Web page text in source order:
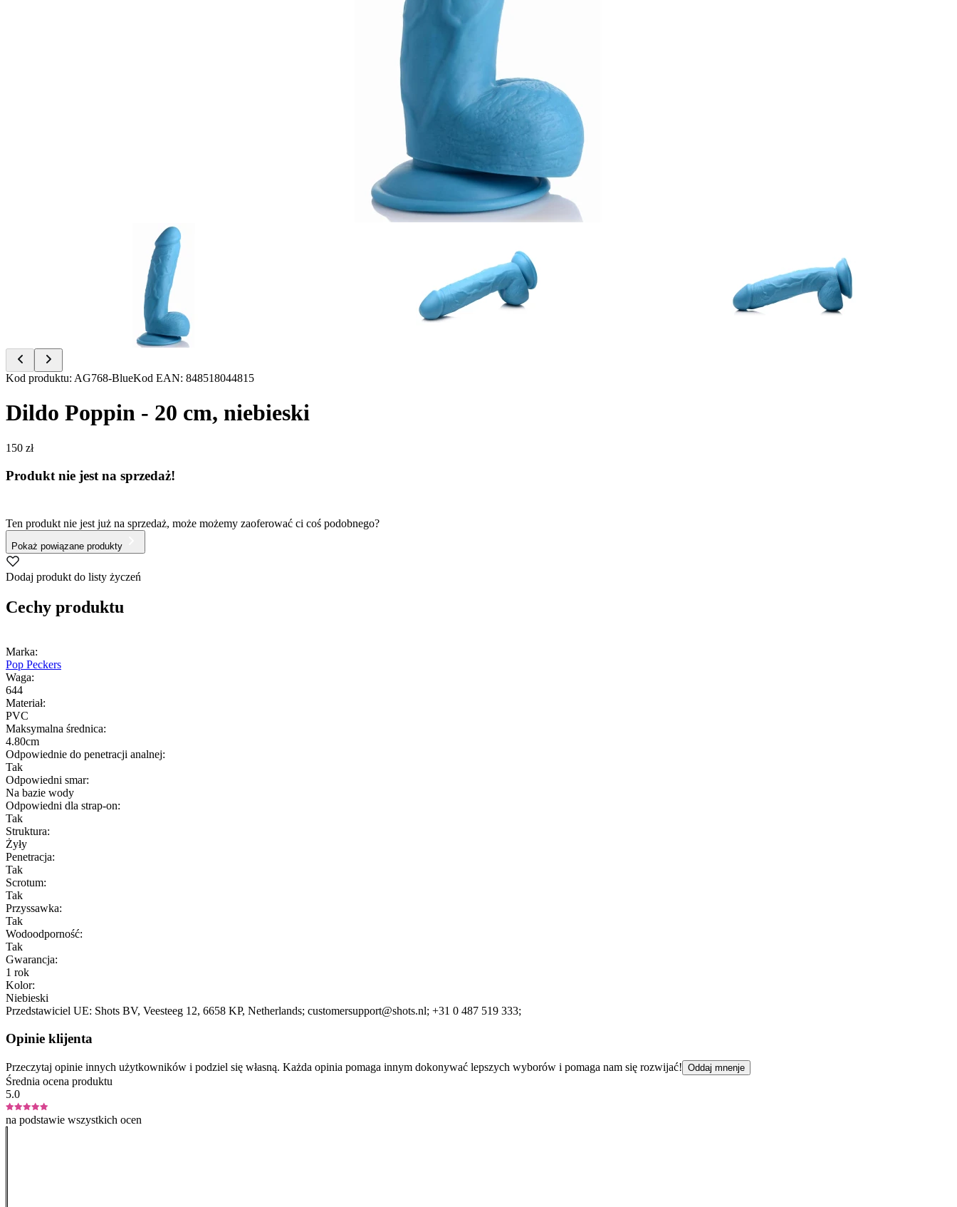
Item
of
Kod produktu: AG768-BlueKod EAN: 848518044815
Dildo Poppin - 20 cm, niebieski
150 zł
Produkt nie jest na sprzedaż!
Ten produkt nie jest już na sprzedaż, może możemy zaoferować ci coś podobnego?
Pokaż powiązane produkty
Dodaj produkt do listy życzeń
Cechy produktu
Marka:
Pop Peckers
Waga:
644
Materiał:
PVC
Maksymalna średnica:
4.80cm
Odpowiednie do penetracji analnej:
Tak
Odpowiedni smar:
Na bazie wody
Odpowiedni dla strap-on:
Tak
Struktura:
Żyły
Penetracja:
Tak
Scrotum:
Tak
Przyssawka:
Tak
Wodoodporność:
Tak
Gwarancja:
1 rok
Kolor:
Niebieski
Przedstawiciel UE: Shots BV, Veesteeg 12, 6658 KP, Netherlands; customersupport@shots.nl; +31 0 487 519 333;
Opinie klijenta
Przeczytaj opinie innych użytkowników i podziel się własną. Każda opinia pomaga innym dokonywać lepszych wyborów i pomaga nam się rozwijać! Oddaj mnenje
Średnia ocena produktu
5.0
na podstawie wszystkich ocen